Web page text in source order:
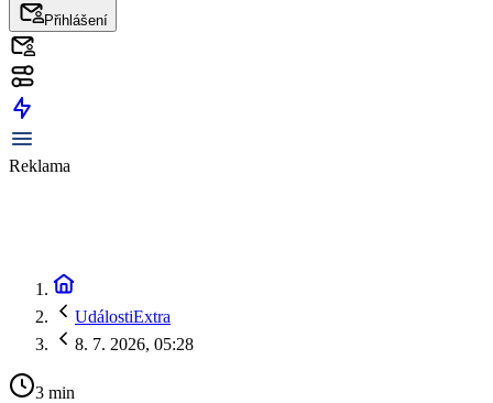
Přihlášení
Reklama
UdálostiExtra
8. 7. 2026, 05:28
3 min